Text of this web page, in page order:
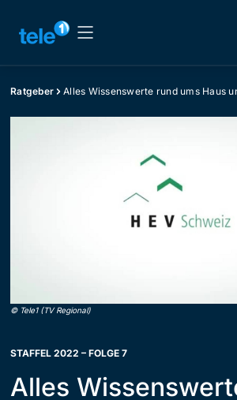
Ratgeber Alles Wissenswerte rund ums Haus
© Tele1 (TV Regional)
STAFFEL 2022 – FOLGE 7
Alles